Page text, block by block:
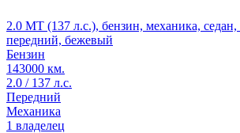
2.0 MT (137 л.с.), бензин, механика,
передний, бежевый
Бензин
143000 км.
2.0 / 137 л.с.
Передний
Механика
1 владелец